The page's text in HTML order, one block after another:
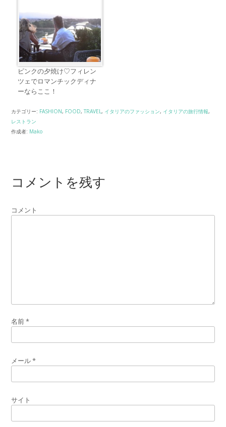
ピンクの夕焼け♡フィレン
ツェでロマンチックディナ
ーならここ！
カテゴリー: FASHION, FOOD,TRAVEL, イタリアのファッション, イタリアの旅行情報,
レストラン
作成者: Mako
コメントを残す
コメント
名前*
メール*
サイト